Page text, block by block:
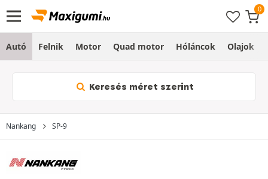
Autó Felnik Motor Quad motor Hóláncok Olajok
Keresés méret szerint
Nankang SP-9